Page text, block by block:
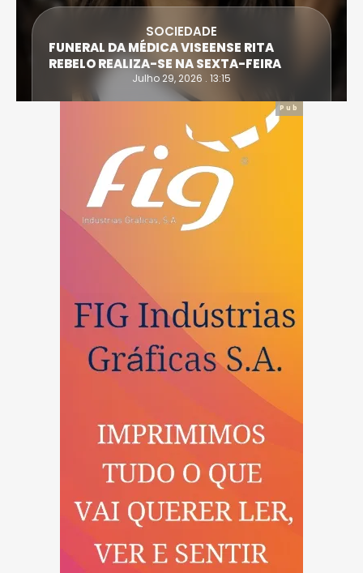
SOCIEDADE
FUNERAL DA MÉDICA VISEENSE RITA
REBELO REALIZA-SE NA SEXTA-FEIRA
Julho 29, 2026 . 13:15
Pub